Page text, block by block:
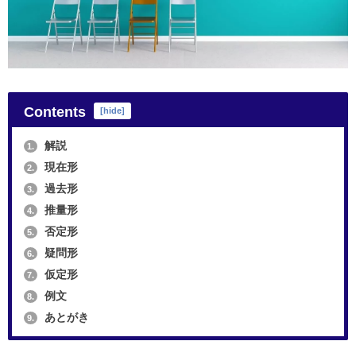
Contents [hide]
1. 解説
2. 現在形
3. 過去形
4. 推量形
5. 否定形
6. 疑問形
7. 仮定形
8. 例文
9. あとがき